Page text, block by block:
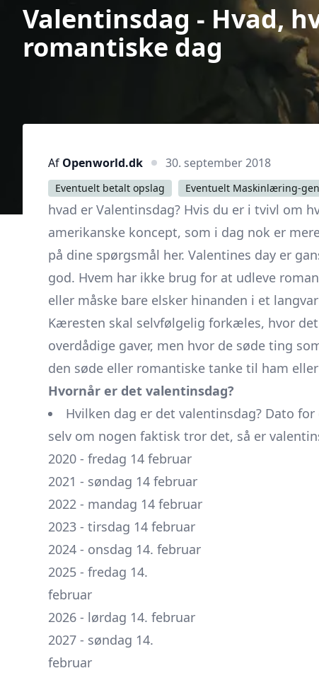
Valentinsdag - Hvad,
romantiske dag
Af Openworld.dk 30. september 2018
Eventuelt betalt opslag Eventuelt Maskinlæring-
hvad er Valentinsdag? Hvis du er i tvivl om
amerikanske koncept, som i dag nok er
på dine spørgsmål her. Valentines day er
god. Hvem har ikke brug for at udleve
eller måske bare elsker hinanden i et
Kæresten skal selvfølgelig forkæles, hvor
overdådige gaver, men hvor de søde ting
den søde eller romantiske tanke til ham
Hvornår er det valentinsdag?
Hvilken dag er det valentinsdag? Dato
selv om nogen faktisk tror det, så er
2020 - fredag 14 februar
2021 - søndag 14 februar
2022 - mandag 14 februar
2023 - tirsdag 14 februar
2024 - onsdag 14. februar
2025 - fredag 14.
februar
2026 - lørdag 14. februar
2027 - søndag 14.
februar